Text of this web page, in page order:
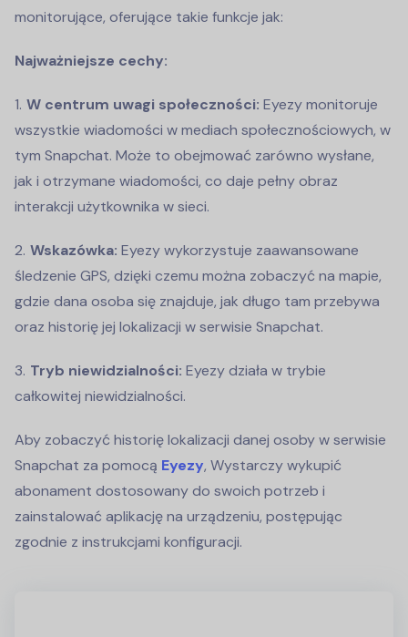
monitorujące, oferujące takie funkcje jak:
Najważniejsze cechy:
W centrum uwagi społeczności: Eyezy monitoruje
wszystkie wiadomości w mediach społecznościowych, w
tym Snapchat. Może to obejmować zarówno wysłane,
jak i otrzymane wiadomości, co daje pełny obraz
interakcji użytkownika w sieci.
Wskazówka: Eyezy wykorzystuje zaawansowane
śledzenie GPS, dzięki czemu można zobaczyć na mapie,
gdzie dana osoba się znajduje, jak długo tam przebywa
oraz historię jej lokalizacji w serwisie Snapchat.
Tryb niewidzialności: Eyezy działa w trybie
całkowitej niewidzialności.
Aby zobaczyć historię lokalizacji danej osoby w serwisie
Snapchat za pomocą Eyezy, Wystarczy wykupić
abonament dostosowany do swoich potrzeb i
zainstalować aplikację na urządzeniu, postępując
zgodnie z instrukcjami konfiguracji.